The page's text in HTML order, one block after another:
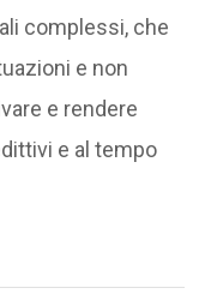
complessi, che
e non
e rendere
e al tempo